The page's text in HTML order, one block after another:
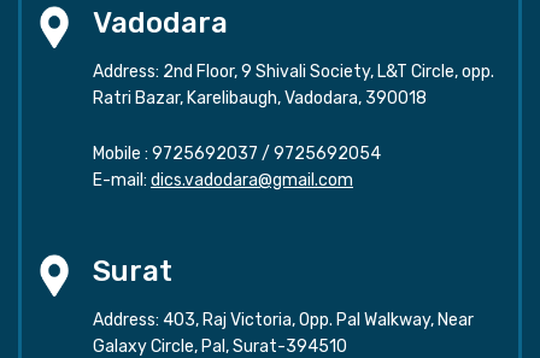
Vadodara
Address: 2nd Floor, 9 Shivali Society, L&T Circle, opp.
Ratri Bazar, Karelibaugh, Vadodara, 390018
Mobile : 9725692037 / 9725692054
E-mail: dics.vadodara@gmail.com
Surat
Address: 403, Raj Victoria, Opp. Pal Walkway, Near
Galaxy Circle, Pal, Surat-394510